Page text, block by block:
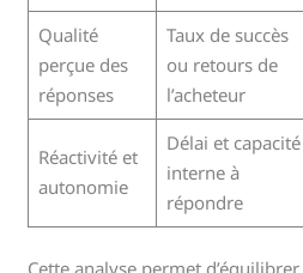
Qualité
perçue des
réponses
Taux de succès
ou retours de
l’acheteur
Réactivité et
autonomie
Délai et capacité
interne à
répondre